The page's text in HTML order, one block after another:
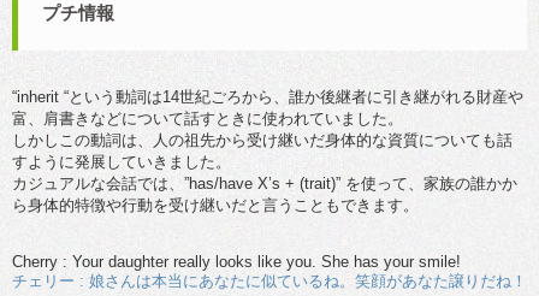
プチ情報
“inherit “という動詞は14世紀ごろから、誰か後継者に引き継がれる財産や
富、肩書きなどについて話すときに使われていました。
しかしこの動詞は、人の祖先から受け継いだ身体的な資質についても話
すように発展していきました。
カジュアルな会話では、”has/have X’s + (trait)” を使って、家族の誰かか
ら身体的特徴や行動を受け継いだと言うこともできます。
Cherry : Your daughter really looks like you. She has your smile!
チェリー : 娘さんは本当にあなたに似ているね。笑顔があなた譲りだね！